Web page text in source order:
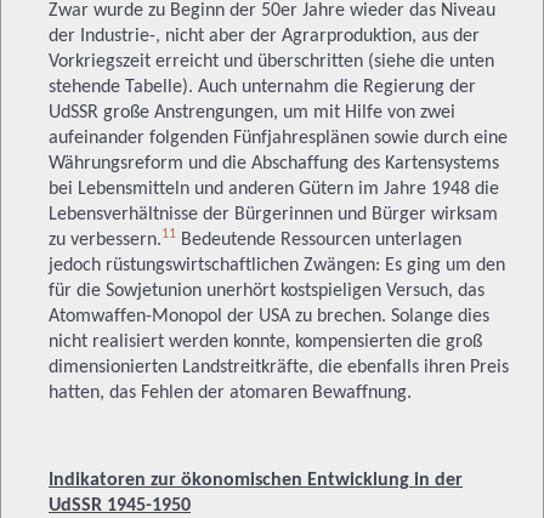
Zwar wurde zu Beginn der 50er Jahre wieder das Niveau
der Industrie-, nicht aber der Agrarproduktion, aus der
Vorkriegszeit erreicht und überschritten (siehe die unten
stehende Tabelle). Auch unternahm die Regierung der
UdSSR große Anstrengungen, um mit Hilfe von zwei
aufeinander folgenden Fünfjahresplänen sowie durch eine
Währungsreform und die Abschaffung des Kartensystems
bei Lebensmitteln und anderen Gütern im Jahre 1948 die
Lebensverhältnisse der Bürgerinnen und Bürger wirksam
zu verbessern.11 Bedeutende Ressourcen unterlagen
jedoch rüstungswirtschaftlichen Zwängen: Es ging um den
für die Sowjetunion unerhört kostspieligen Versuch, das
Atomwaffen-Monopol der USA zu brechen. Solange dies
nicht realisiert werden konnte, kompensierten die groß
dimensionierten Landstreitkräfte, die ebenfalls ihren Preis
hatten, das Fehlen der atomaren Bewaffnung.
Indikatoren zur ökonomischen Entwicklung in der
UdSSR 1945-1950